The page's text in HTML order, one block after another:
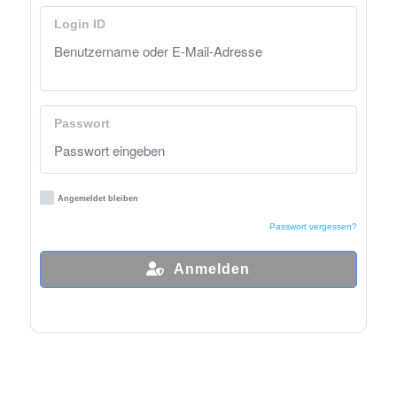
Login ID
Passwort
Angemeldet bleiben
Passwort vergessen?
Anmelden